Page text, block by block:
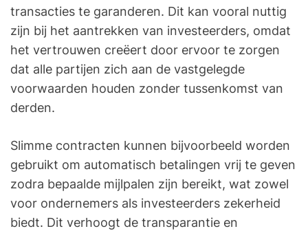
transacties te garanderen. Dit kan vooral nuttig
zijn bij het aantrekken van investeerders, omdat
het vertrouwen creëert door ervoor te zorgen
dat alle partijen zich aan de vastgelegde
voorwaarden houden zonder tussenkomst van
derden.
Slimme contracten kunnen bijvoorbeeld worden
gebruikt om automatisch betalingen vrij te geven
zodra bepaalde mijlpalen zijn bereikt, wat zowel
voor ondernemers als investeerders zekerheid
biedt. Dit verhoogt de transparantie en